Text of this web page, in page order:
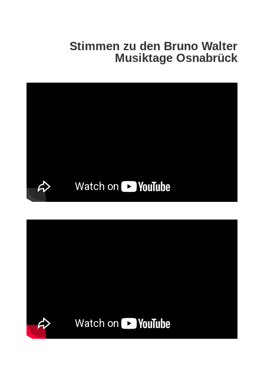
Stimmen zu den Bruno Walter
Musiktage Osnabrück